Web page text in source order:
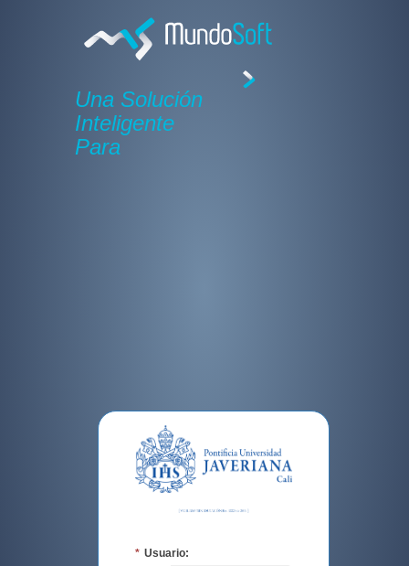
Una Solución
Inteligente
Para
* Usuario: